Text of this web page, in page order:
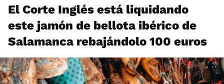
El Corte Inglés está liquidando
este jamón de bellota ibérico de
Salamanca rebajándolo 100 euros